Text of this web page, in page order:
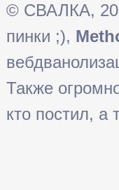
© СВАЛКА,
пинки ;),
Также
кто постил, а